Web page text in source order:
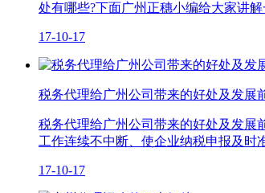
处有哪些?下面广州正穗小编给大家讲
17-10-17
税务代理给广州公司带来的好处及发展
税务代理给广州公司带来的好处及发展
工作连续不中断、使企业纳税申报及时
17-10-17